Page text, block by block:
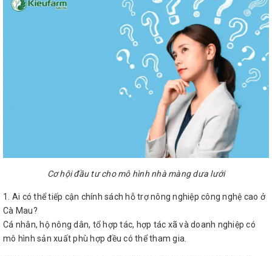
Cơ hội đầu tư cho mô hình nhà màng dưa lưới
1. Ai có thể tiếp cận chính sách hỗ trợ nông nghiệp công nghệ cao ở
Cà Mau?
Cá nhân, hộ nông dân, tổ hợp tác, hợp tác xã và doanh nghiệp có
mô hình sản xuất phù hợp đều có thể tham gia.